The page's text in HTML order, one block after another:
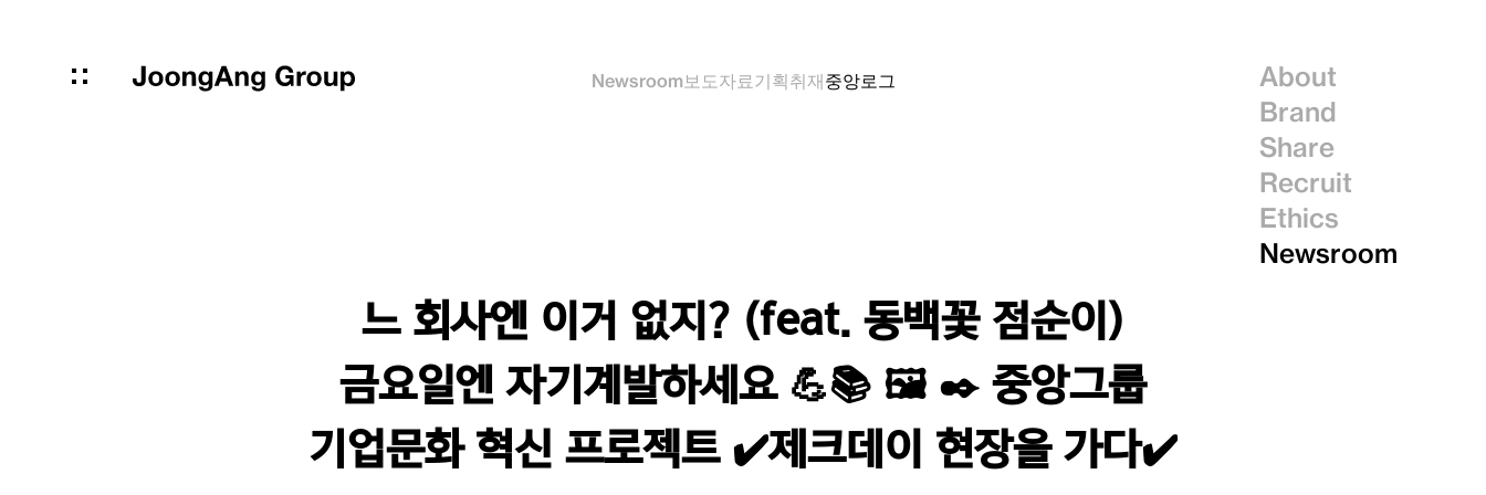
Newsroom보도자료기획취재중앙로그
About
Brand
Share
Recruit
Ethics
Newsroom
느 회사엔 이거 없지? (feat. 동백꽃 점순이)
금요일엔 자기계발하세요 💪📚 🖼 ✒ 중앙그룹
기업문화 혁신 프로젝트 ✔제크데이 현장을 가다✔